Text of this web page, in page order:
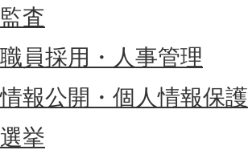
監査
職員採用・人事管理
情報公開・個人情報保護
選挙